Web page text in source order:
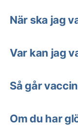
När ska jag
Var kan jag
Så går
Om du har